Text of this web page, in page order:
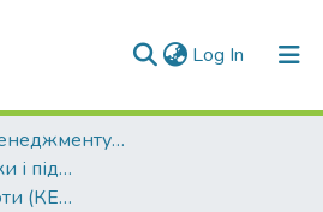
Log In (current)
Факультет менеджменту та маркетингу (ФММ)
Кафедра економіки і підприємництва (КЕП)
Бакалаврські роботи (КЕП)